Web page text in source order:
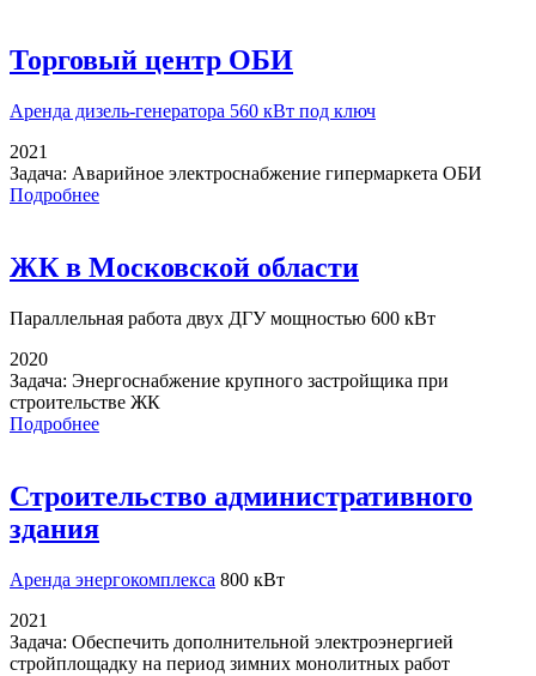
Торговый центр ОБИ
Аренда дизель-генератора 560 кВт под ключ
2021
Задача: Аварийное электроснабжение гипермаркета ОБИ
Подробнее
ЖК в Московской области
Параллельная работа двух ДГУ мощностью 600 кВт
2020
Задача: Энергоснабжение крупного застройщика при
строительстве ЖК
Подробнее
Строительство административного
здания
Аренда энергокомплекса 800 кВт
2021
Задача: Обеспечить дополнительной электроэнергией
стройплощадку на период зимних монолитных работ